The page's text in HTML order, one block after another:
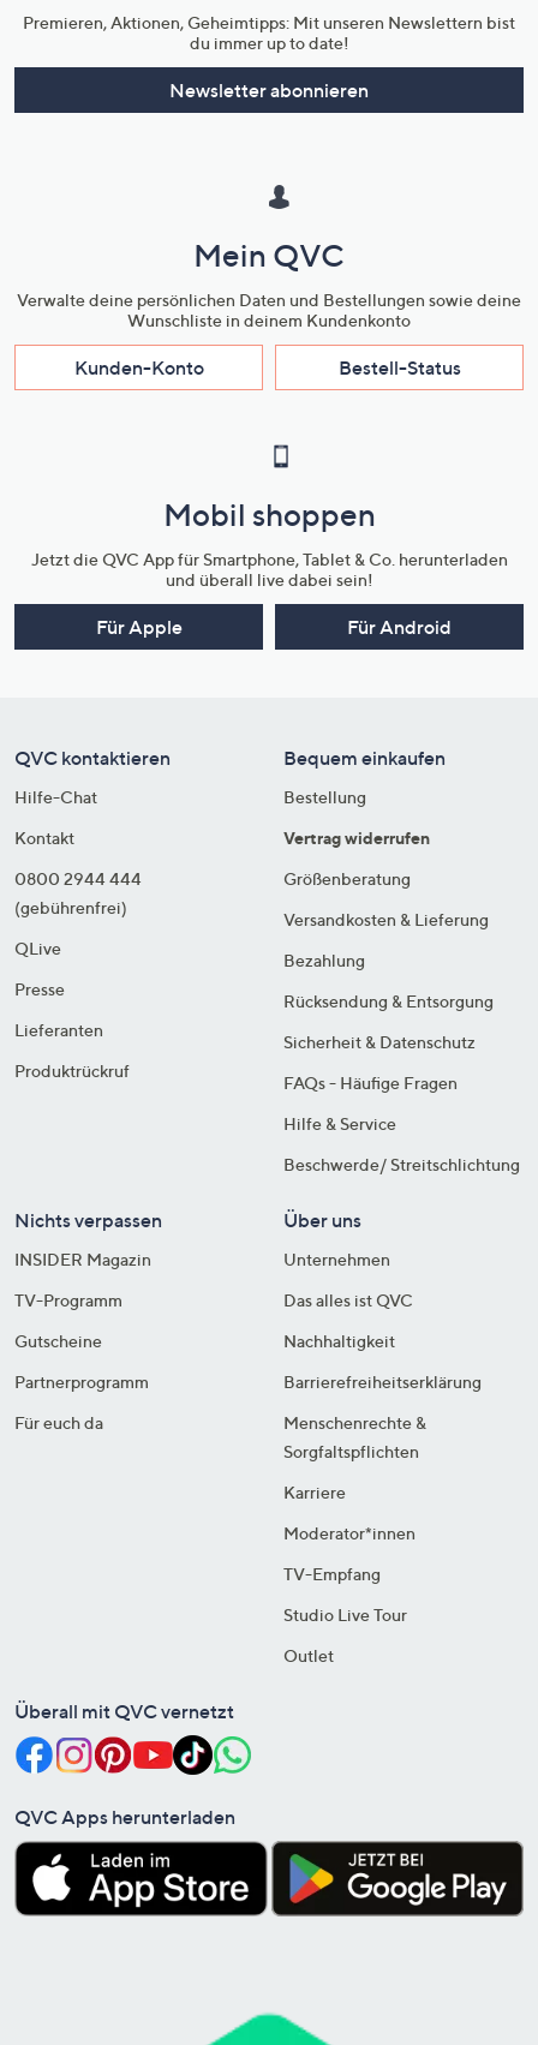
Premieren, Aktionen, Geheimtipps: Mit unseren Newslettern bist
du immer up to date!
Newsletter abonnieren
Mein QVC
Verwalte deine persönlichen Daten und Bestellungen sowie deine
Wunschliste in deinem Kundenkonto
Kunden-Konto Bestell-Status
Mobil shoppen
Jetzt die QVC App für Smartphone, Tablet & Co. herunterladen
und überall live dabei sein!
Für Apple Für Android
QVC kontaktieren
Hilfe-Chat
Kontakt
0800 2944 444
(gebührenfrei)
QLive
Presse
Lieferanten
Produktrückruf
Bequem einkaufen
Bestellung
Vertrag widerrufen
Größenberatung
Versandkosten & Lieferung
Bezahlung
Rücksendung & Entsorgung
Sicherheit & Datenschutz
FAQs - Häufige Fragen
Hilfe & Service
Beschwerde/ Streitschlichtung
Nichts verpassen
INSIDER Magazin
TV-Programm
Gutscheine
Partnerprogramm
Für euch da
Über uns
Unternehmen
Das alles ist QVC
Nachhaltigkeit
Barrierefreiheitserklärung
Menschenrechte &
Sorgfaltspflichten
Karriere
Moderator*innen
TV-Empfang
Studio Live Tour
Outlet
Überall mit QVC vernetzt
QVC Apps herunterladen